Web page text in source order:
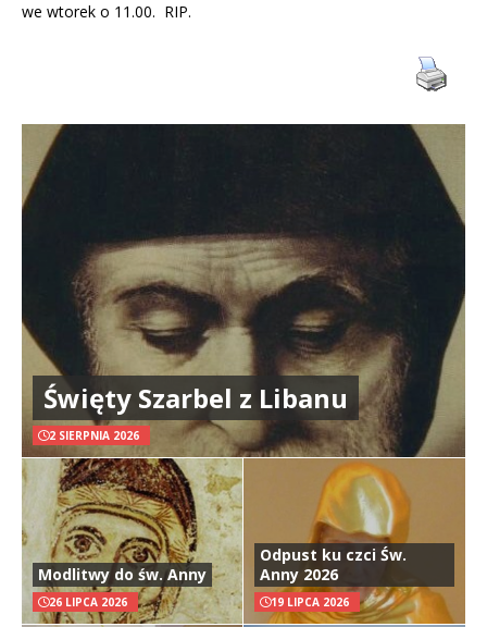
we wtorek o 11.00. RIP.
Święty Szarbel z Libanu
2 SIERPNIA 2026
Modlitwy do św. Anny
26 LIPCA 2026
Odpust ku czci Św.
Anny 2026
19 LIPCA 2026